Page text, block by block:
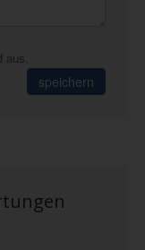
speichern